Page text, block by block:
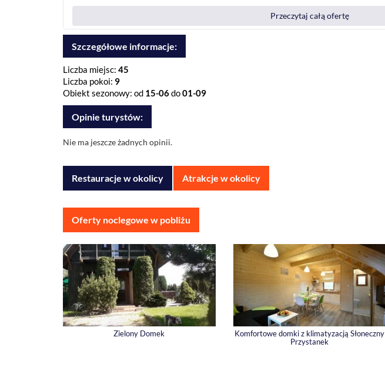
Przeczytaj całą ofertę
Szczegółowe informacje:
Liczba miejsc: 45
Liczba pokoi: 9
Obiekt sezonowy: od 15-06do01-09
Opinie turystów:
Nie ma jeszcze żadnych opinii.
Restauracje w okolicy Atrakcje w okolicy
Oferty noclegowe w pobliżu
Zielony Domek
Komfortowe domki z klimatyzacją Słoneczny
Przystanek